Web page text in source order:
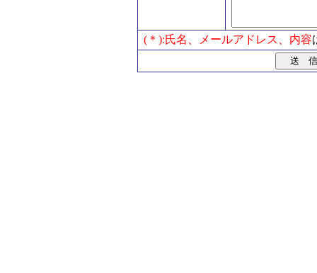
(＊):氏名、メールアドレス、内容